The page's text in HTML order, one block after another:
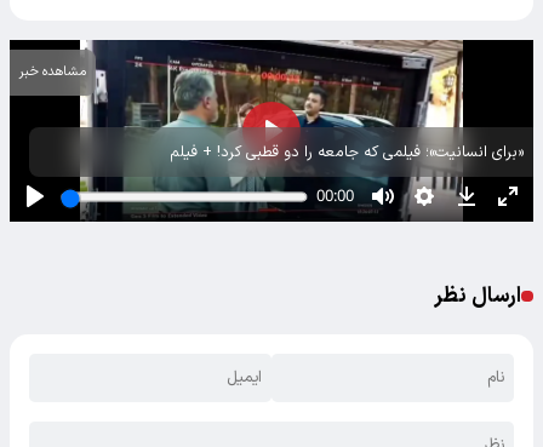
«برای انسانیت»؛ فیلمی که جامعه را دو قطبی کرد! + فیلم
مشاهده خبر
ارسال نظر